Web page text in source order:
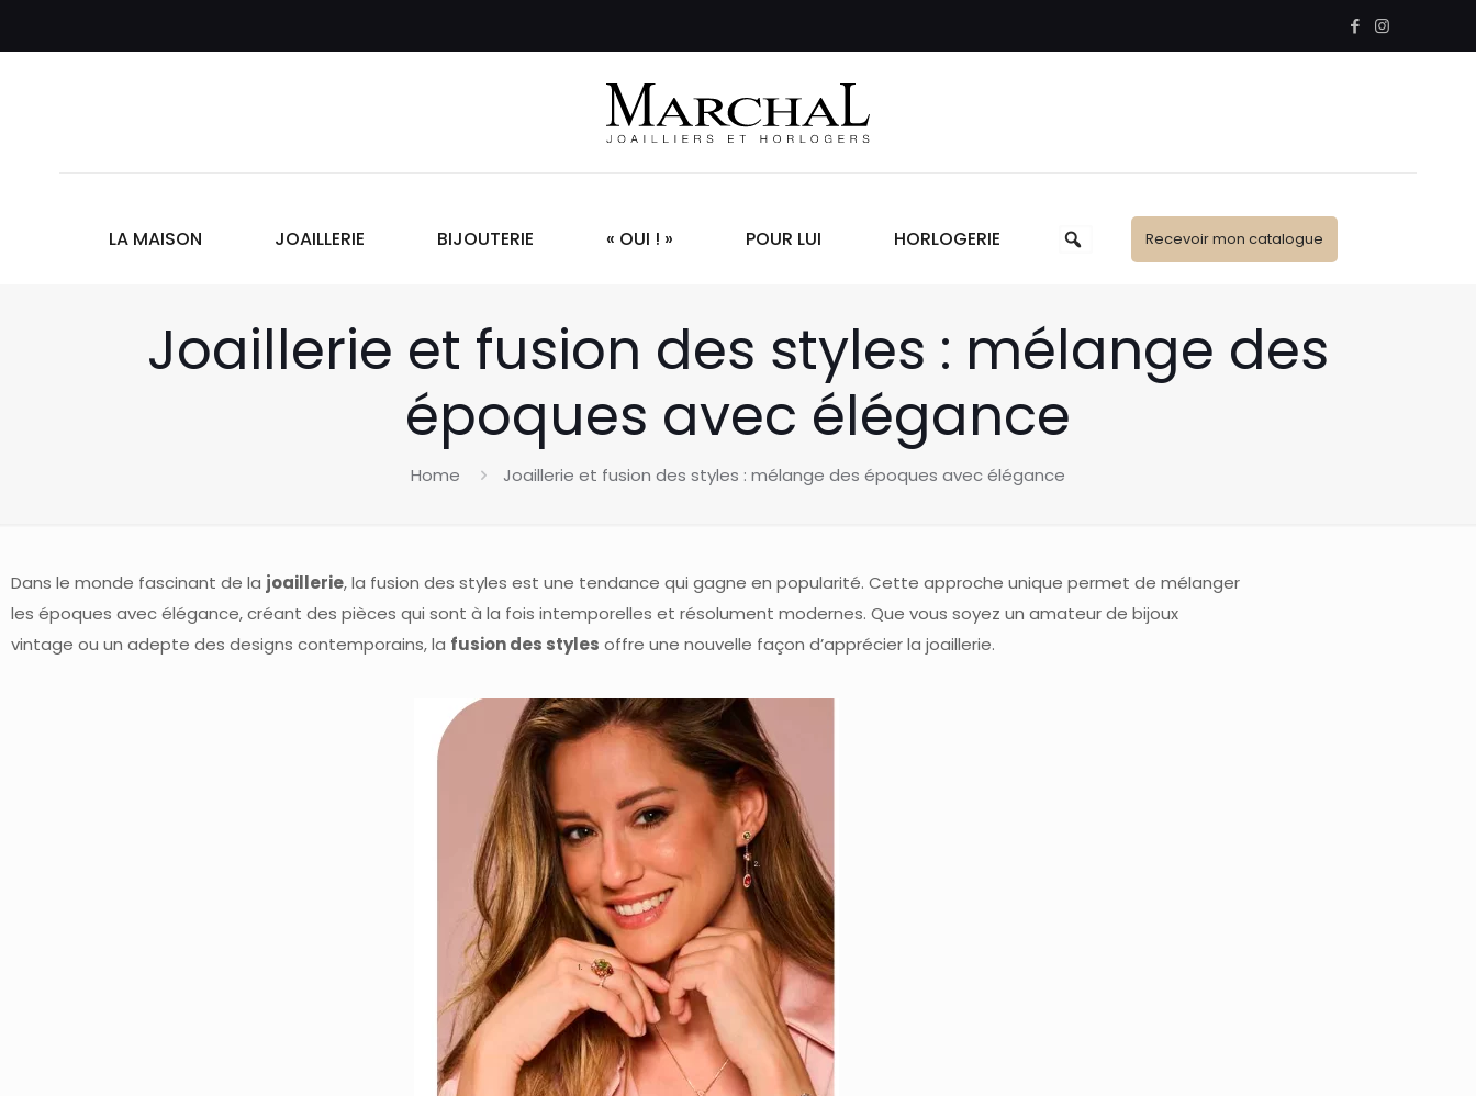
LA MAISON JOAILLERIE BIJOUTERIE « OUI ! » POUR LUI HORLOGERIE Recevoir mon catalogue
Joaillerie et fusion des styles : mélange des
époques avec élégance
Home Joaillerie et fusion des styles : mélange des époques avec élégance
Dans le monde fascinant de la joaillerie, la fusion des styles est une tendance qui gagne en popularité. Cette approche unique permet de mélanger
les époques avec élégance, créant des pièces qui sont à la fois intemporelles et résolument modernes. Que vous soyez un amateur de bijoux
vintage ou un adepte des designs contemporains, la fusion des styles offre une nouvelle façon d’apprécier la joaillerie.